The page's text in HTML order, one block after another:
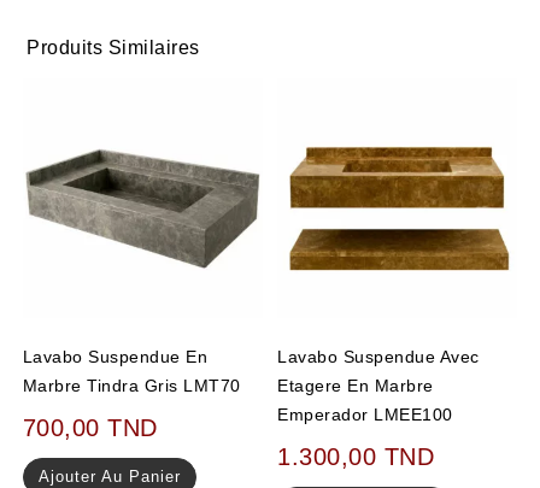
Produits Similaires
Lavabo Suspendue En
Marbre Tindra Gris LMT70
700,00TND
Ajouter Au Panier
Lavabo Suspendue Avec
Etagere En Marbre
Emperador LMEE100
1.300,00 TND